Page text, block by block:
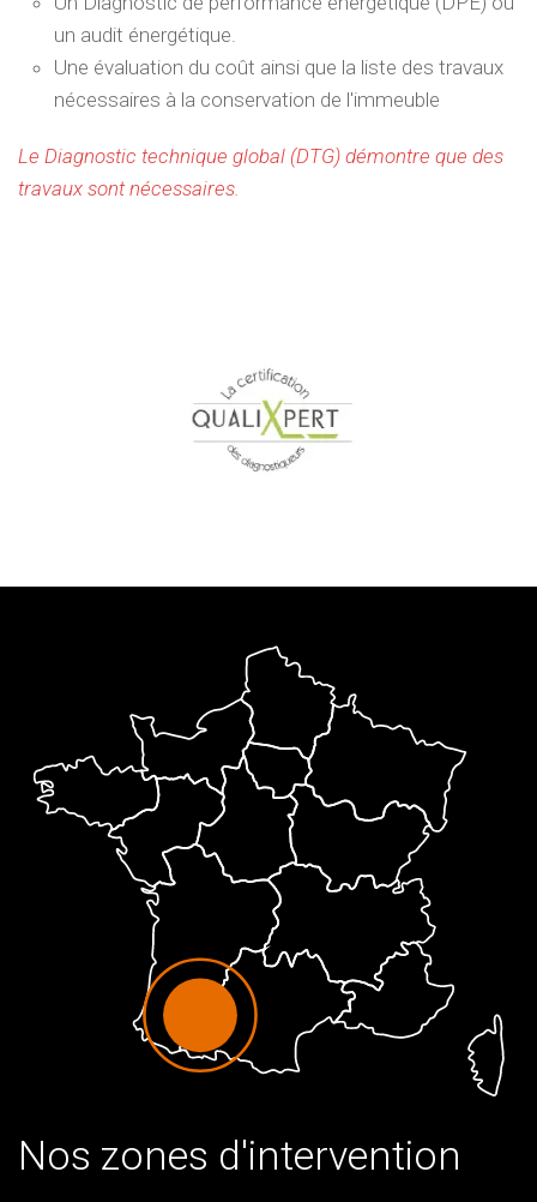
un audit énergétique.
Une évaluation du coût ainsi que la liste des travaux
nécessaires à la conservation de l'immeuble
Le Diagnostic technique global (DTG) démontre que des
travaux sont nécessaires.
Nos zones d'intervention